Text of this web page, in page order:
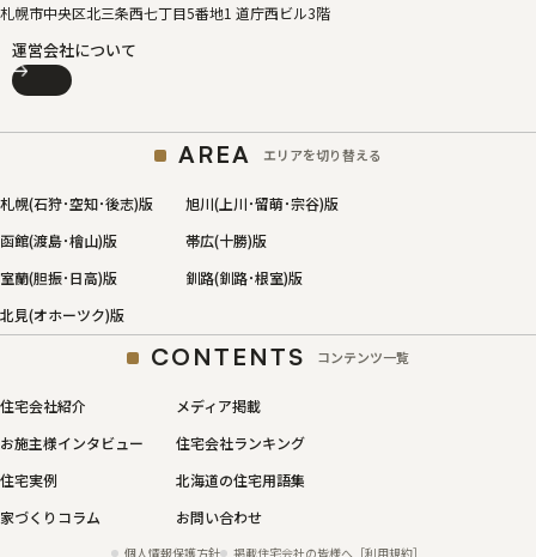
札幌市中央区北三条西七丁目5番地1 道庁西ビル3階
運営会社について
AREA エリアを切り替える
札幌(石狩･空知･後志)版
旭川(上川･留萌･宗谷)版
函館(渡島･檜山)版
帯広(十勝)版
室蘭(胆振･日高)版
釧路(釧路･根室)版
北見(オホーツク)版
CONTENTS コンテンツ一覧
住宅会社紹介
メディア掲載
お施主様インタビュー
住宅会社ランキング
住宅実例
北海道の住宅用語集
家づくりコラム
お問い合わせ
個人情報保護方針 掲載住宅会社の皆様へ［利用規約］